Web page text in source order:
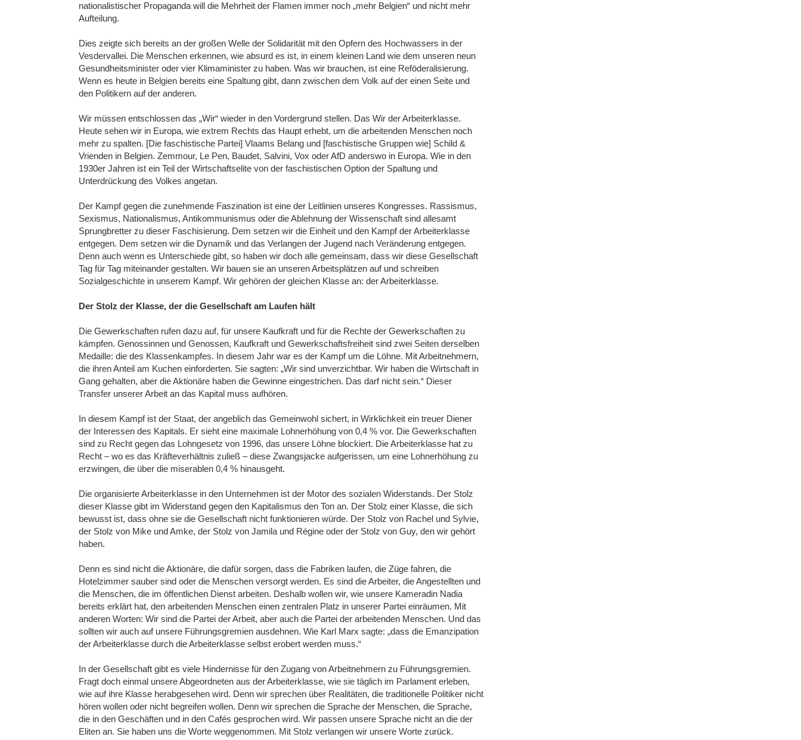
nationalistischer Propaganda will die Mehrheit der Flamen immer noch „mehr Belgien“ und nicht mehr
Aufteilung.
Dies zeigte sich bereits an der großen Welle der Solidarität mit den Opfern des Hochwassers in der
Vesdervallei. Die Menschen erkennen, wie absurd es ist, in einem kleinen Land wie dem unseren neun
Gesundheitsminister oder vier Klimaminister zu haben. Was wir brauchen, ist eine Reföderalisierung.
Wenn es heute in Belgien bereits eine Spaltung gibt, dann zwischen dem Volk auf der einen Seite und
den Politikern auf der anderen.
Wir müssen entschlossen das „Wir“ wieder in den Vordergrund stellen. Das Wir der Arbeiterklasse.
Heute sehen wir in Europa, wie extrem Rechts das Haupt erhebt, um die arbeitenden Menschen noch
mehr zu spalten. [Die faschistische Partei] Vlaams Belang und [faschistische Gruppen wie] Schild &
Vrienden in Belgien. Zemmour, Le Pen, Baudet, Salvini, Vox oder AfD anderswo in Europa. Wie in den
1930er Jahren ist ein Teil der Wirtschaftselite von der faschistischen Option der Spaltung und
Unterdrückung des Volkes angetan.
Der Kampf gegen die zunehmende Faszination ist eine der Leitlinien unseres Kongresses. Rassismus,
Sexismus, Nationalismus, Antikommunismus oder die Ablehnung der Wissenschaft sind allesamt
Sprungbretter zu dieser Faschisierung. Dem setzen wir die Einheit und den Kampf der Arbeiterklasse
entgegen. Dem setzen wir die Dynamik und das Verlangen der Jugend nach Veränderung entgegen.
Denn auch wenn es Unterschiede gibt, so haben wir doch alle gemeinsam, dass wir diese Gesellschaft
Tag für Tag miteinander gestalten. Wir bauen sie an unseren Arbeitsplätzen auf und schreiben
Sozialgeschichte in unserem Kampf. Wir gehören der gleichen Klasse an: der Arbeiterklasse.
Der Stolz der Klasse, der die Gesellschaft am Laufen hält
Die Gewerkschaften rufen dazu auf, für unsere Kaufkraft und für die Rechte der Gewerkschaften zu
kämpfen. Genossinnen und Genossen, Kaufkraft und Gewerkschaftsfreiheit sind zwei Seiten derselben
Medaille: die des Klassenkampfes. In diesem Jahr war es der Kampf um die Löhne. Mit Arbeitnehmern,
die ihren Anteil am Kuchen einforderten. Sie sagten: „Wir sind unverzichtbar. Wir haben die Wirtschaft in
Gang gehalten, aber die Aktionäre haben die Gewinne eingestrichen. Das darf nicht sein.“ Dieser
Transfer unserer Arbeit an das Kapital muss aufhören.
In diesem Kampf ist der Staat, der angeblich das Gemeinwohl sichert, in Wirklichkeit ein treuer Diener
der Interessen des Kapitals. Er sieht eine maximale Lohnerhöhung von 0,4 % vor. Die Gewerkschaften
sind zu Recht gegen das Lohngesetz von 1996, das unsere Löhne blockiert. Die Arbeiterklasse hat zu
Recht – wo es das Kräfteverhältnis zuließ – diese Zwangsjacke aufgerissen, um eine Lohnerhöhung zu
erzwingen, die über die miserablen 0,4 % hinausgeht.
Die organisierte Arbeiterklasse in den Unternehmen ist der Motor des sozialen Widerstands. Der Stolz
dieser Klasse gibt im Widerstand gegen den Kapitalismus den Ton an. Der Stolz einer Klasse, die sich
bewusst ist, dass ohne sie die Gesellschaft nicht funktionieren würde. Der Stolz von Rachel und Sylvie,
der Stolz von Mike und Amke, der Stolz von Jamila und Régine oder der Stolz von Guy, den wir gehört
haben.
Denn es sind nicht die Aktionäre, die dafür sorgen, dass die Fabriken laufen, die Züge fahren, die
Hotelzimmer sauber sind oder die Menschen versorgt werden. Es sind die Arbeiter, die Angestellten und
die Menschen, die im öffentlichen Dienst arbeiten. Deshalb wollen wir, wie unsere Kameradin Nadia
bereits erklärt hat, den arbeitenden Menschen einen zentralen Platz in unserer Partei einräumen. Mit
anderen Worten: Wir sind die Partei der Arbeit, aber auch die Partei der arbeitenden Menschen. Und das
sollten wir auch auf unsere Führungsgremien ausdehnen. Wie Karl Marx sagte: „dass die Emanzipation
der Arbeiterklasse durch die Arbeiterklasse selbst erobert werden muss.“
In der Gesellschaft gibt es viele Hindernisse für den Zugang von Arbeitnehmern zu Führungsgremien.
Fragt doch einmal unsere Abgeordneten aus der Arbeiterklasse, wie sie täglich im Parlament erleben,
wie auf ihre Klasse herabgesehen wird. Denn wir sprechen über Realitäten, die traditionelle Politiker nicht
hören wollen oder nicht begreifen wollen. Denn wir sprechen die Sprache der Menschen, die Sprache,
die in den Geschäften und in den Cafés gesprochen wird. Wir passen unsere Sprache nicht an die der
Eliten an. Sie haben uns die Worte weggenommen. Mit Stolz verlangen wir unsere Worte zurück.